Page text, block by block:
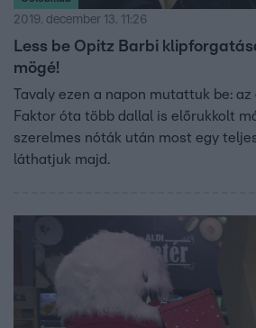
2019. december 13. 11:26
Less be Opitz Barbi
mögé!
Tavaly ezen a napon mutattuk be:
Faktor óta több dallal is előrukkolt
szerelmes nóták után most egy
láthatjuk majd.